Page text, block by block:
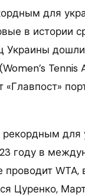
для
в истории
Украины
Tennis
для
году в
проводит WTA,
Цуренко,